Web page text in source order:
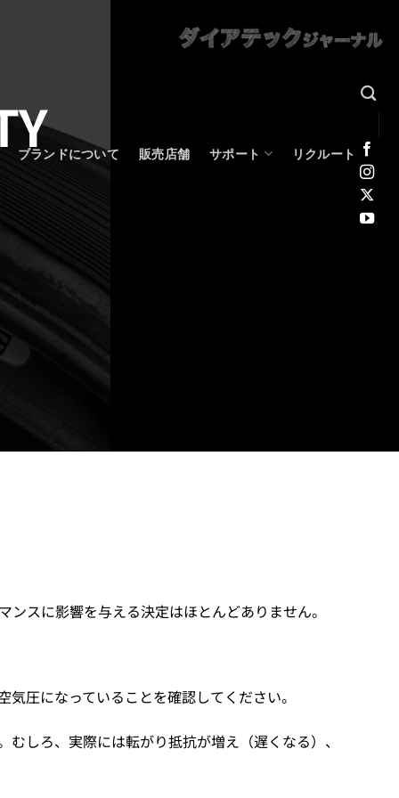
ブランドについて 販売店舗 サポート リクルート
スに影響を与える決定はほとんどありません。
圧になっていることを確認してください。
しろ、実際には転がり抵抗が増え（遅くなる）、